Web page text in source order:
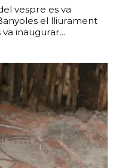
vespre es va
el lliurament
inaugurar...